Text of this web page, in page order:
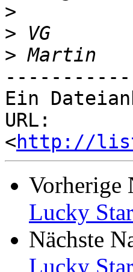
>
>
>
Ein
URL:
<http://
Vorherige
Lucky
Nächste
Lucky